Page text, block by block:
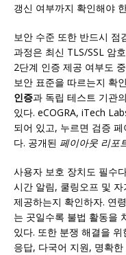
갱신 여부까지 확인해야
보안 수준 또한 반드시 점
과정은 최신 TLS/SSL 암
2단계 인증 제공 여부도
보안 표준을 따르는지 확
인증과 독립 테스트 기관
있다. eCOGRA, iTech
되어 있고, 누르면 검증
다. 공개된 페이아웃 리포
사용자 보호 장치도 필수
시간 알림, 쿨링오프 및
제공하는지 확인하자. 연
는 곳일수록 불법 활동을
있다. 또한 분쟁 해결을
응답, 다국어 지원, 명확